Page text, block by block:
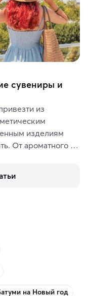
сувениры и
из
изделиям
От ароматного
или себе на
на Новый год